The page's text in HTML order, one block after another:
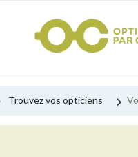
Trouvez vos opticiens